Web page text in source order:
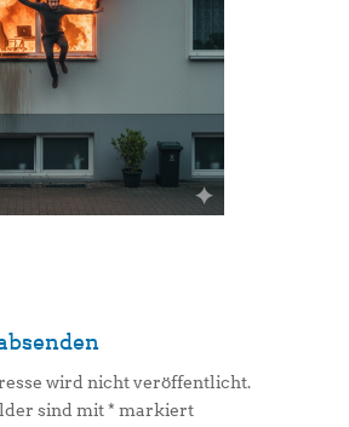
wird nicht veröffentlicht.
sind mit* markiert